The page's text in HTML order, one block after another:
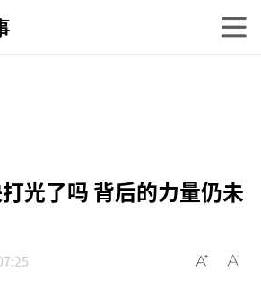
光了吗 背后的力量仍未